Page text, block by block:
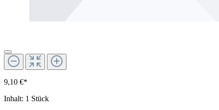
9,10 €*
Inhalt: 1 Stück